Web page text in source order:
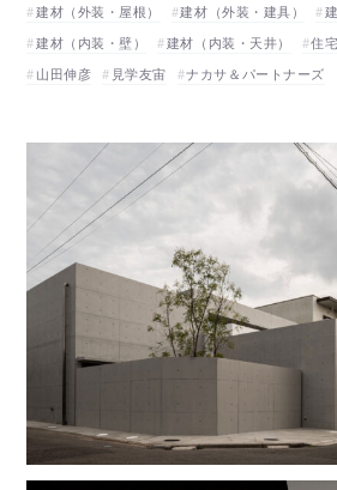
建材（外装・屋根）
建材（外装・建具）
建材（内装・壁）
建材（内装・天井） 住宅
山田伸彦
見学友宙 ナカサ＆パートナーズ